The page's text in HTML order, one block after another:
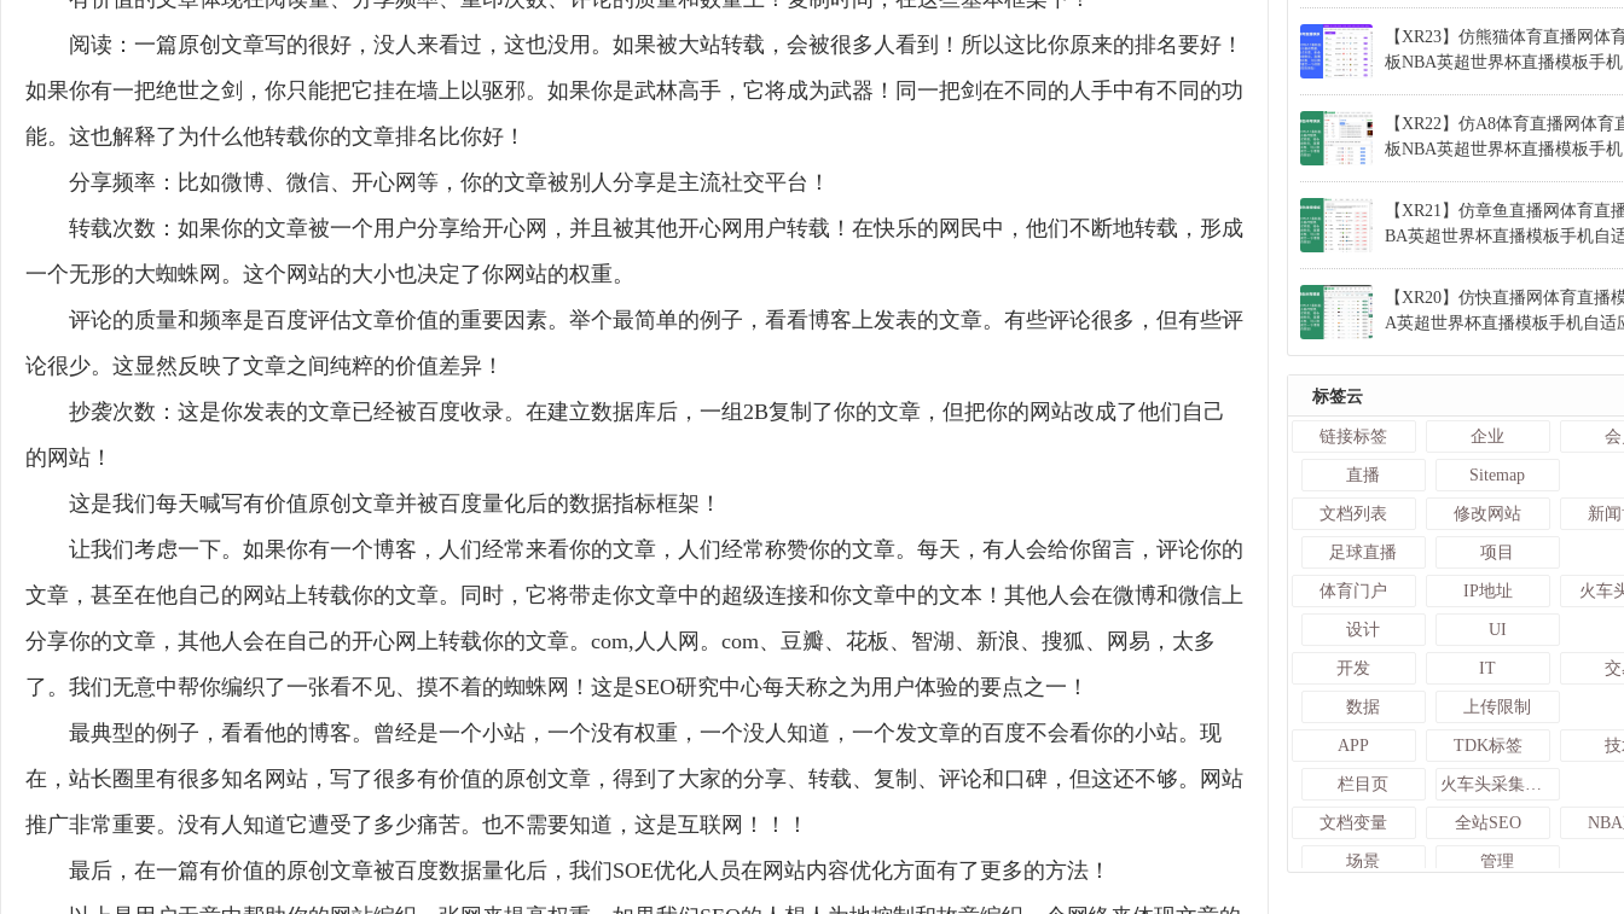
阅读：一篇原创文章写的很好，没人来看过，这也没用。如果被大站转载，会被很多人看到！所以这比你原来的排名要好！
如果你有一把绝世之剑，你只能把它挂在墙上以驱邪。如果你是武林高手，它将成为武器！同一把剑在不同的人手中有不同的功
能。这也解释了为什么他转载你的文章排名比你好！
分享频率：比如微博、微信、开心网等，你的文章被别人分享是主流社交平台！
转载次数：如果你的文章被一个用户分享给开心网，并且被其他开心网用户转载！在快乐的网民中，他们不断地转载，形成
一个无形的大蜘蛛网。这个网站的大小也决定了你网站的权重。
评论的质量和频率是百度评估文章价值的重要因素。举个最简单的例子，看看博客上发表的文章。有些评论很多，但有些评
论很少。这显然反映了文章之间纯粹的价值差异！
抄袭次数：这是你发表的文章已经被百度收录。在建立数据库后，一组2B复制了你的文章，但把你的网站改成了他们自己
的网站！
这是我们每天喊写有价值原创文章并被百度量化后的数据指标框架！
让我们考虑一下。如果你有一个博客，人们经常来看你的文章，人们经常称赞你的文章。每天，有人会给你留言，评论你的
文章，甚至在他自己的网站上转载你的文章。同时，它将带走你文章中的超级连接和你文章中的文本！其他人会在微博和微信上
分享你的文章，其他人会在自己的开心网上转载你的文章。com,人人网。com、豆瓣、花板、智湖、新浪、搜狐、网易，太多
了。我们无意中帮你编织了一张看不见、摸不着的蜘蛛网！这是SEO研究中心每天称之为用户体验的要点之一！
最典型的例子，看看他的博客。曾经是一个小站，一个没有权重，一个没人知道，一个发文章的百度不会看你的小站。现
在，站长圈里有很多知名网站，写了很多有价值的原创文章，得到了大家的分享、转载、复制、评论和口碑，但这还不够。网站
推广非常重要。没有人知道它遭受了多少痛苦。也不需要知道，这是互联网！！！
最后，在一篇有价值的原创文章被百度数据量化后，我们SOE优化人员在网站内容优化方面有了更多的方法！
【XR23】仿熊猫体育直播网体
板NBA英超世界杯直播模板手
【XR22】仿A8体育直播网体育
板NBA英超世界杯直播模板手
【XR21】仿章鱼直播网体育直
BA英超世界杯直播模板手机自
【XR20】仿快直播网体育直播
A英超世界杯直播模板手机自适
标签云
链接标签 企业
直播 Sitemap
文档列表 修改网站 新
足球直播 项目
体育门户 IP地址 火车
设计 UI
开发 IT
数据 上传限制
APP TDK标签
栏目页 火车头采集入库发布接口
文档变量 全站SEO
场景 管理